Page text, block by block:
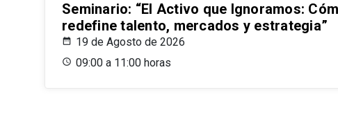
Seminario: “El Activo que Ignoramos:
redefine talento, mercados y estrategia”
19 de Agosto de 2026
09:00 a 11:00 horas